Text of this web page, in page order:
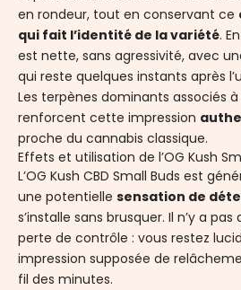
en rondeur, tout en conservant ce
qui fait l’identité de la variété.
est nette, sans agressivité, avec
qui reste quelques instants après
Les terpènes dominants associés
renforcent cette impression
proche du cannabis classique.
Effets et utilisation de l’OG Kush
L’OG Kush CBD Small Buds est
une potentielle sensation de
s’installe sans brusquer. Il n’y a
perte de contrôle : vous restez
impression supposée de
fil des minutes.